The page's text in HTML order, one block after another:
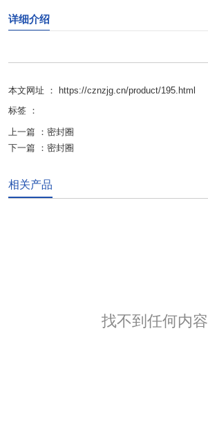
详细介绍
本文网址 ： https://cznzjg.cn/product/195.html
标签 ：
上一篇 ： 密封圈
下一篇 ： 密封圈
相关产品
找不到任何内容